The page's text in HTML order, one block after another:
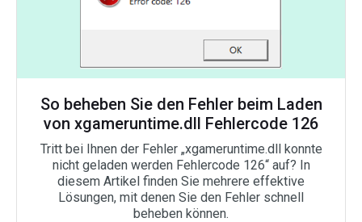
So beheben Sie den Fehler beim Laden
von xgameruntime.dll Fehlercode 126
Tritt bei Ihnen der Fehler „xgameruntime.dll konnte
nicht geladen werden Fehlercode 126“ auf? In
diesem Artikel finden Sie mehrere effektive
Lösungen, mit denen Sie den Fehler schnell
beheben können.